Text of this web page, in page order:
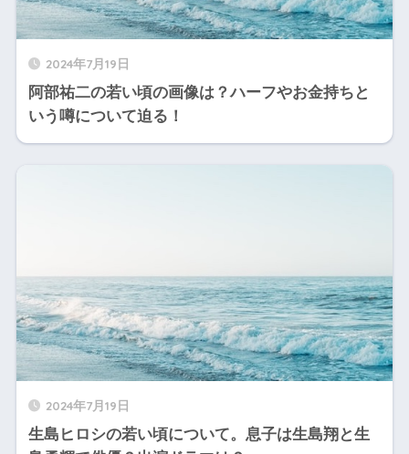
2024年7月19日
阿部祐二の若い頃の画像は？ハーフやお金持ちと
いう噂について迫る！
2024年7月19日
生島ヒロシの若い頃について。息子は生島翔と生